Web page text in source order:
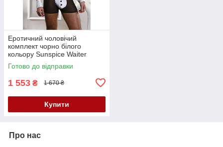
Еротичний чоловічий
комплект чорно білого
кольору Sunspice Waiter
розмір S M Кайф
Готово до відправки
1 553 ₴ 1 670 ₴
Купити
Про нас